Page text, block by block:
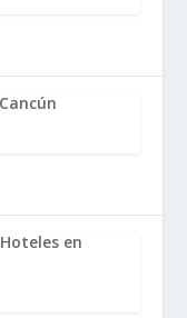
Hoteles en